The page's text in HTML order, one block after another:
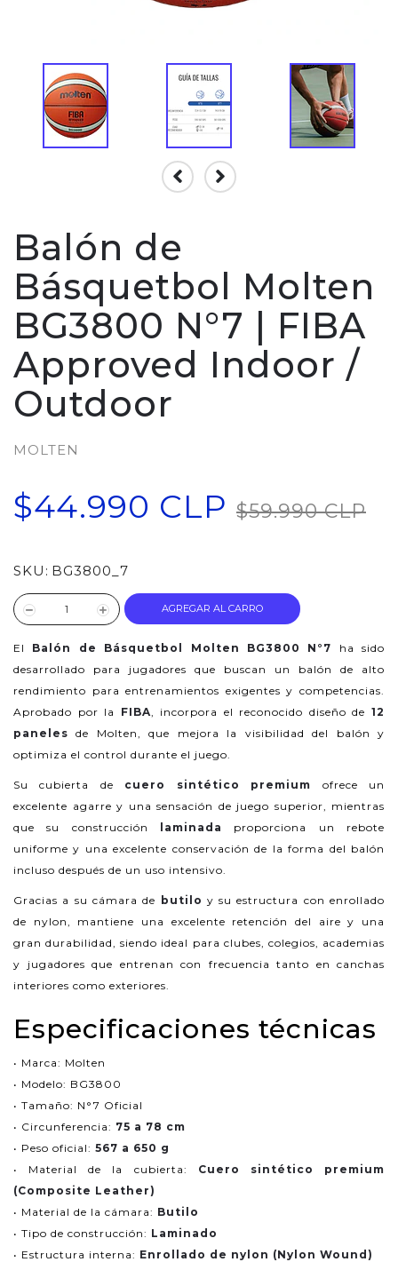
Balón de
Básquetbol Molten
BG3800 N°7 | FIBA
Approved Indoor /
Outdoor
MOLTEN
$44.990 CLP $59.990 CLP
SKU: BG3800_7
AGREGAR AL CARRO
El Balón de Básquetbol Molten BG3800 N°7 ha sido
desarrollado para jugadores que buscan un balón de alto
rendimiento para entrenamientos exigentes y competencias.
Aprobado por la FIBA, incorpora el reconocido diseño de12
paneles de Molten, que mejora la visibilidad del balón y
optimiza el control durante el juego.
Su cubierta de cuero sintético premium ofrece un
excelente agarre y una sensación de juego superior, mientras
que su construcción
laminada
proporciona un rebote
uniforme y una excelente conservación de la forma del balón
incluso después de un uso intensivo.
Gracias a su cámara de butilo y su estructura con enrollado
de nylon, mantiene una excelente retención del aire y una
gran durabilidad, siendo ideal para clubes, colegios, academias
y jugadores que entrenan con frecuencia tanto en canchas
interiores como exteriores.
Especificaciones técnicas
• Marca: Molten
• Modelo: BG3800
• Tamaño: N°7 Oficial
• Circunferencia: 75 a 78 cm
• Peso oficial: 567 a 650 g
• Material de la cubierta: Cuero sintético premium
(Composite Leather)
• Material de la cámara: Butilo
• Tipo de construcción: Laminado
• Estructura interna: Enrollado de nylon (Nylon Wound)